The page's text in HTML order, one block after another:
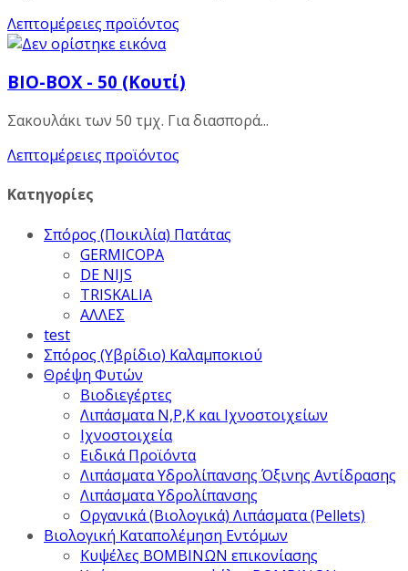
Λεπτομέρειες προϊόντος
BIO-BOX - 50 (Κουτί)
Σακουλάκι των 50 τμχ. Για διασπορά...
Λεπτομέρειες προϊόντος
Κατηγορίες
Σπόρος (Ποικιλία) Πατάτας
GERMICOPA
DE NIJS
TRISKALIA
ΑΛΛΕΣ
test
Σπόρος (Υβρίδιο) Καλαμποκιού
Θρέψη Φυτών
Βιοδιεγέρτες
Λιπάσματα Ν,Ρ,Κ και Ιχνοστοιχείων
Ιχνοστοιχεία
Ειδικά Προϊόντα
Λιπάσματα Υδρολίπανσης Όξινης Αντίδρασης
Λιπάσματα Υδρολίπανσης
Οργανικά (Βιολογικά) Λιπάσματα (Pellets)
Βιολογική Καταπολέμηση Εντόμων
Κυψέλες ΒΟΜΒΙΝΩΝ επικονίασης